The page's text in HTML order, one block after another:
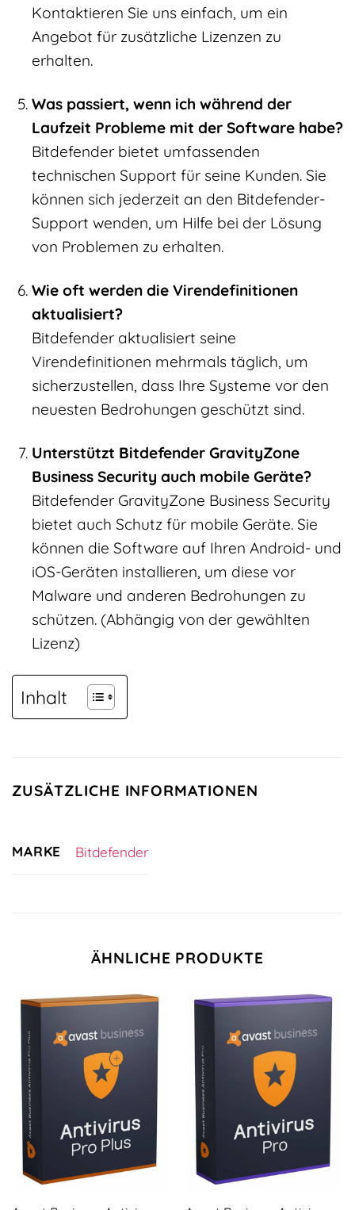
Kontaktieren Sie uns einfach, um ein
Angebot für zusätzliche Lizenzen zu
erhalten.
Was passiert, wenn ich während der
Laufzeit Probleme mit der Software habe?
Bitdefender bietet umfassenden
technischen Support für seine Kunden. Sie
können sich jederzeit an den Bitdefender-
Support wenden, um Hilfe bei der Lösung
von Problemen zu erhalten.
Wie oft werden die Virendefinitionen
aktualisiert?
Bitdefender aktualisiert seine
Virendefinitionen mehrmals täglich, um
sicherzustellen, dass Ihre Systeme vor den
neuesten Bedrohungen geschützt sind.
Unterstützt Bitdefender GravityZone
Business Security auch mobile Geräte?
Bitdefender GravityZone Business Security
bietet auch Schutz für mobile Geräte. Sie
können die Software auf Ihren Android- und
iOS-Geräten installieren, um diese vor
Malware und anderen Bedrohungen zu
schützen. (Abhängig von der gewählten
Lizenz)
Inhalt
ZUSÄTZLICHE INFORMATIONEN
MARKE Bitdefender
ÄHNLICHE PRODUKTE